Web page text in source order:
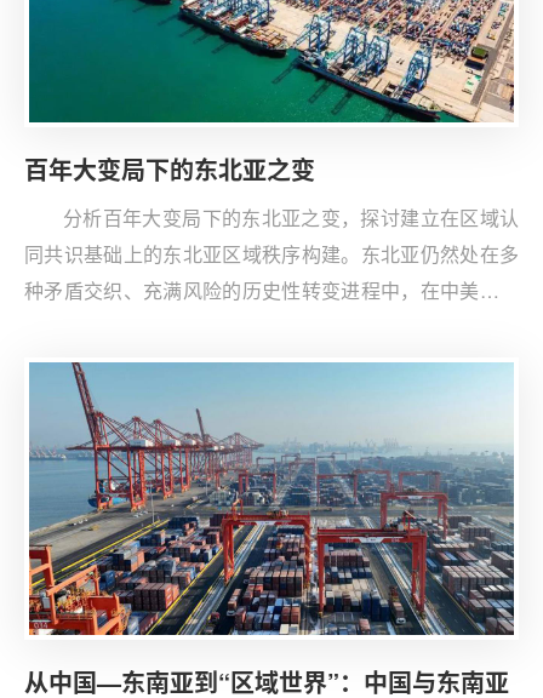
百年大变局下的东北亚之变
分析百年大变局下的东北亚之变，探讨建立在区域认
同共识基础上的东北亚区域秩序构建。东北亚仍然处在多
种矛盾交织、充满风险的历史性转变进程中，在中美战略
作为主要表现，呈现“组团对抗”式的地缘政治紧张局面。
从中国—东南亚到“区域世界”：中国与东南亚